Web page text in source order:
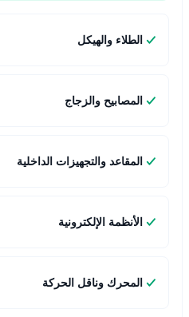
الطلاء والهيكل
المصابيح والزجاج
المقاعد والتجهيزات الداخلية
الأنظمة الإلكترونية
المحرك وناقل الحركة